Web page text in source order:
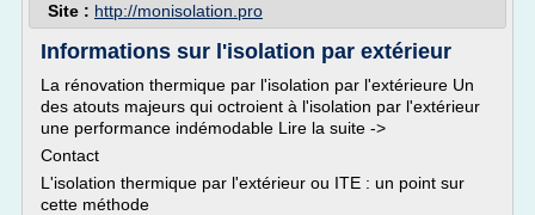
Site : http://monisolation.pro
Informations sur l'isolation par extérieur
La rénovation thermique par l'isolation par l'extérieure Un
des atouts majeurs qui octroient à l'isolation par l'extérieur
une performance indémodable Lire la suite ->
Contact
L'isolation thermique par l'extérieur ou ITE : un point sur
cette méthode